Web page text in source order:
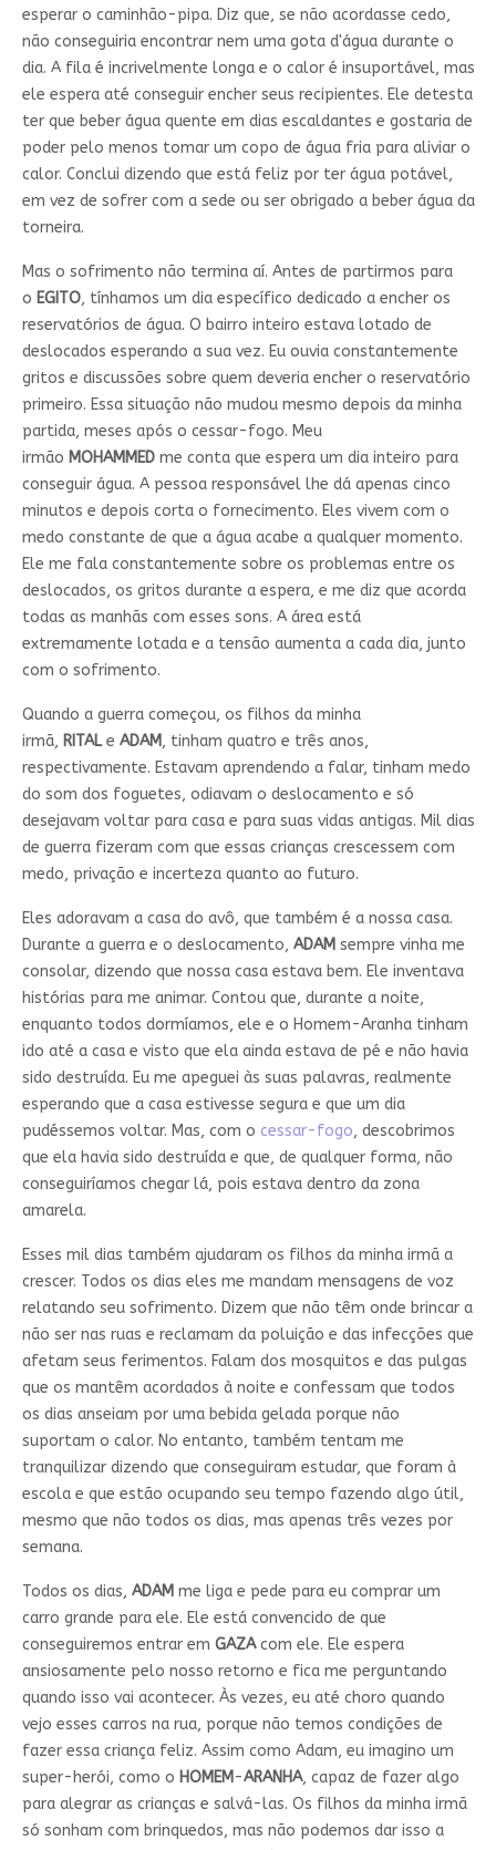
esperar o caminhão-pipa. Diz que, se não acordasse cedo,
não conseguiria encontrar nem uma gota d'água durante o
dia. A fila é incrivelmente longa e o calor é insuportável, mas
ele espera até conseguir encher seus recipientes. Ele detesta
ter que beber água quente em dias escaldantes e gostaria de
poder pelo menos tomar um copo de água fria para aliviar o
calor. Conclui dizendo que está feliz por ter água potável,
em vez de sofrer com a sede ou ser obrigado a beber água da
torneira.
Mas o sofrimento não termina aí. Antes de partirmos para
o EGITO, tínhamos um dia específico dedicado a encher os
reservatórios de água. O bairro inteiro estava lotado de
deslocados esperando a sua vez. Eu ouvia constantemente
gritos e discussões sobre quem deveria encher o reservatório
primeiro. Essa situação não mudou mesmo depois da minha
partida, meses após o cessar-fogo. Meu
irmão MOHAMMEDme conta que espera um dia inteiro para
conseguir água. A pessoa responsável lhe dá apenas cinco
minutos e depois corta o fornecimento. Eles vivem com o
medo constante de que a água acabe a qualquer momento.
Ele me fala constantemente sobre os problemas entre os
deslocados, os gritos durante a espera, e me diz que acorda
todas as manhãs com esses sons. A área está
extremamente lotada e a tensão aumenta a cada dia, junto
com o sofrimento.
Quando a guerra começou, os filhos da minha
irmã, RITALe ADAM, tinham quatro e três anos,
respectivamente. Estavam aprendendo a falar, tinham medo
do som dos foguetes, odiavam o deslocamento e só
desejavam voltar para casa e para suas vidas antigas. Mil dias
de guerra fizeram com que essas crianças crescessem com
medo, privação e incerteza quanto ao futuro.
Eles adoravam a casa do avô, que também é a nossa casa.
Durante a guerra e o deslocamento, ADAM sempre vinha me
consolar, dizendo que nossa casa estava bem. Ele inventava
histórias para me animar. Contou que, durante a noite,
enquanto todos dormíamos, ele e o Homem-Aranha tinham
ido até a casa e visto que ela ainda estava de pé e não havia
sido destruída. Eu me apeguei às suas palavras, realmente
esperando que a casa estivesse segura e que um dia
pudéssemos voltar. Mas, com o cessar-fogo, descobrimos
que ela havia sido destruída e que, de qualquer forma, não
conseguiríamos chegar lá, pois estava dentro da zona
amarela.
Esses mil dias também ajudaram os filhos da minha irmã a
crescer. Todos os dias eles me mandam mensagens de voz
relatando seu sofrimento. Dizem que não têm onde brincar a
não ser nas ruas e reclamam da poluição e das infecções que
afetam seus ferimentos. Falam dos mosquitos e das pulgas
que os mantêm acordados à noite e confessam que todos
os dias anseiam por uma bebida gelada porque não
suportam o calor. No entanto, também tentam me
tranquilizar dizendo que conseguiram estudar, que foram à
escola e que estão ocupando seu tempo fazendo algo útil,
mesmo que não todos os dias, mas apenas três vezes por
semana.
Todos os dias, ADAM me liga e pede para eu comprar um
carro grande para ele. Ele está convencido de que
conseguiremos entrar em GAZAcom ele. Ele espera
ansiosamente pelo nosso retorno e fica me perguntando
quando isso vai acontecer. Às vezes, eu até choro quando
vejo esses carros na rua, porque não temos condições de
fazer essa criança feliz. Assim como Adam, eu imagino um
super-herói, como o HOMEM -ARANHA, capaz de fazer algo
para alegrar as crianças e salvá-las. Os filhos da minha irmã
só sonham com brinquedos, mas não podemos dar isso a